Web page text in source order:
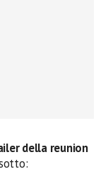
della reunion